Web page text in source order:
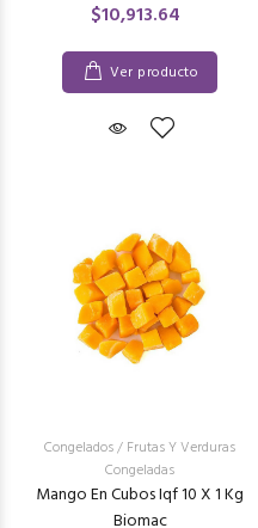
$10,913.64
Ver producto
Congelados/ Frutas Y Verduras
Congeladas
Mango En Cubos Iqf 10 X 1 Kg
Biomac